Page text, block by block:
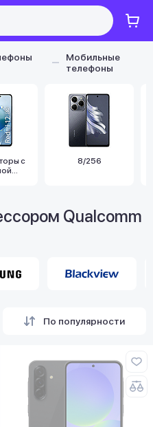
Мобильные
телефоны
с
8/256
Qualcomm
По популярности